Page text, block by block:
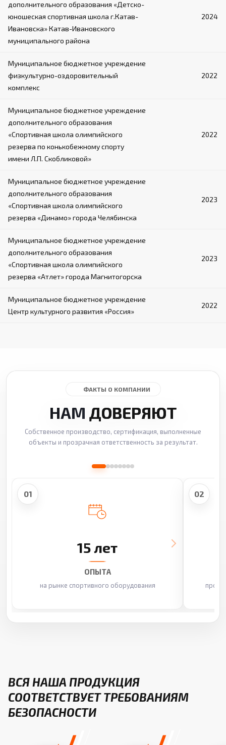
дополнительного образования «Детско-
юношеская спортивная школа г.Катав-
Ивановска» Катав-Ивановского
муниципального района
2024
Муниципальное бюджетное учреждение
физкультурно-оздоровительный
комплекс
2022
Муниципальное бюджетное учреждение
дополнительного образования
«Спортивная школа олимпийского
резерва по конькобежному спорту
имени Л.П. Скобликовой»
2022
Муниципальное бюджетное учреждение
дополнительного образования
«Спортивная школа олимпийского
резерва «Динамо» города Челябинска
2023
Муниципальное бюджетное учреждение
дополнительного образования
«Спортивная школа олимпийского
резерва «Атлет» города Магнитогорска
2023
Муниципальное бюджетное учреждение
Центр культурного развития «Россия»
2022
ФАКТЫ О КОМПАНИИ
НАМ ДОВЕРЯЮТ
Собственное производство, сертификация, выполненные
объекты и прозрачная ответственность за результат.
01
15 лет
ОПЫТА
на рынке спортивного оборудования
02
ВСЯ НАША ПРОДУКЦИЯ
СООТВЕТСТВУЕТ ТРЕБОВАНИЯМ
БЕЗОПАСНОСТИ